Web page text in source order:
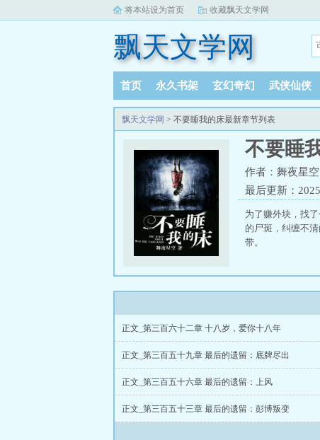
将本站设为首页 收藏飘天文学网
飘天文学网
首页 永久书架 玄幻奇幻 武侠仙侠
飘天文学网 > 不要睡我的床最新章节列表
不要睡
作者：舞夜星空
最后更新：
为了赚外块，找
的尸斑，纠缠不
带。
正文_第三百六十二章 十八岁，爱你十八年
正文_第三百五十九章 最后的遗留：底牌尽出
正文_第三百五十六章 最后的遗留：上风
正文_第三百五十三章 最后的遗留：彭博叛变